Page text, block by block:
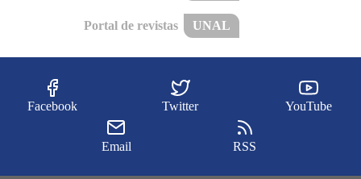
Portal de revistas UNAL
Facebook Twitter YouTube
Email RSS